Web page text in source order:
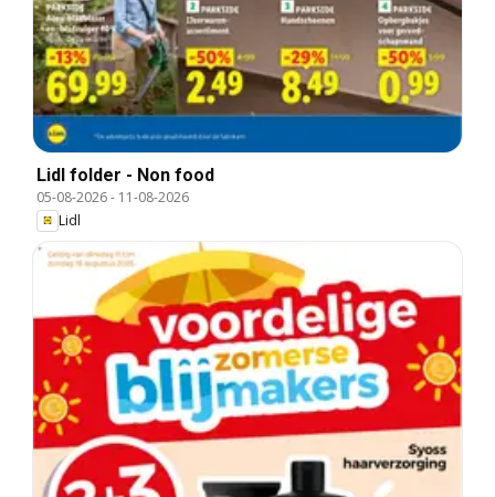
Lidl folder - Non food
05-08-2026- 11-08-2026
Lidl